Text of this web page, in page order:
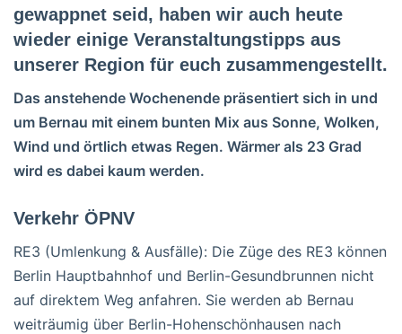
gewappnet seid, haben wir auch heute
wieder einige Veranstaltungstipps aus
unserer Region für euch zusammengestellt.
Das anstehende Wochenende präsentiert sich in und
um Bernau mit einem bunten Mix aus Sonne, Wolken,
Wind und örtlich etwas Regen. Wärmer als 23 Grad
wird es dabei kaum werden.
Verkehr ÖPNV
RE3 (Umlenkung & Ausfälle): Die Züge des RE3 können
Berlin Hauptbahnhof und Berlin-Gesundbrunnen nicht
auf direktem Weg anfahren. Sie werden ab Bernau
weiträumig über Berlin-Hohenschönhausen nach